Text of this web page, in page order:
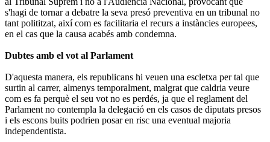
s'hagi de tornar a debatre la seva presó preventiva en un tribunal no
tant polititzat, així com es facilitaria el recurs a instàncies europees,
en el cas que la causa acabés amb condemna.
Dubtes amb el vot al Parlament
D'aquesta manera, els republicans hi veuen una escletxa per tal que
surtin al carrer, almenys temporalment, malgrat que caldria veure
com es fa perquè el seu vot no es perdés, ja que el reglament del
Parlament no contempla la delegació en els casos de diputats presos
i els escons buits podrien posar en risc una eventual majoria
independentista.